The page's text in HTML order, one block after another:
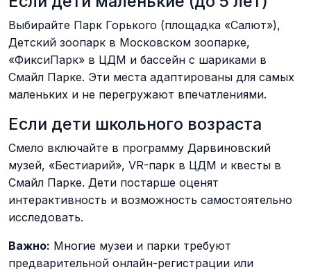
Выбирайте Парк Горького (площадка «Салют»),
Детский зоопарк в Московском зоопарке,
«ФиксиПарк» в ЦДМ и бассейн с шариками в
Смайл Парке. Эти места адаптированы для самых
маленьких и не перегружают впечатлениями.
Если дети школьного возраста
Смело включайте в программу Дарвиновский
музей, «Бестиарий», VR-парк в ЦДМ и квесты в
Смайл Парке. Дети постарше оценят
интерактивность и возможность самостоятельно
исследовать.
Важно: Многие музеи и парки требуют
предварительной онлайн-регистрации или